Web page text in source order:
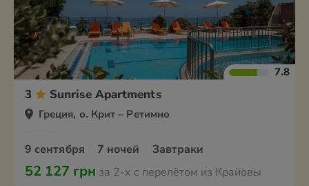
7.8
3 Sunrise Apartments
Греция, о. Крит – Ретимно
9 сентября 7 ночей Завтраки
52 127 грн за 2-х с перелётом из Крайовы